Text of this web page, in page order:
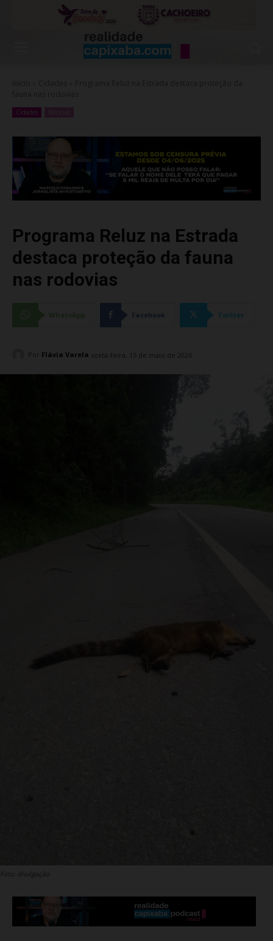
Cidades
Programa Reluz na Estrada
destaca proteção da fauna
nas rodovias
Facebook Twitter
Por Flávia Varela sexta-feira, 15 de maio de 2026
Foto: divulgação